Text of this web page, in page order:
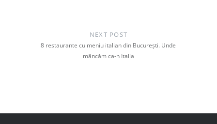
NEXT POST
8 restaurante cu meniu italian din București. Unde
mâncăm ca-n Italia